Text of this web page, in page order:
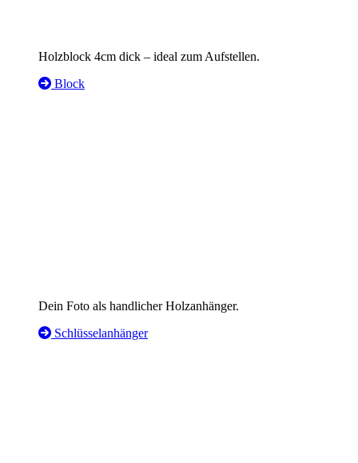
Holzblock 4cm dick – ideal zum Aufstellen.
Block
Dein Foto als handlicher Holzanhänger.
Schlüsselanhänger